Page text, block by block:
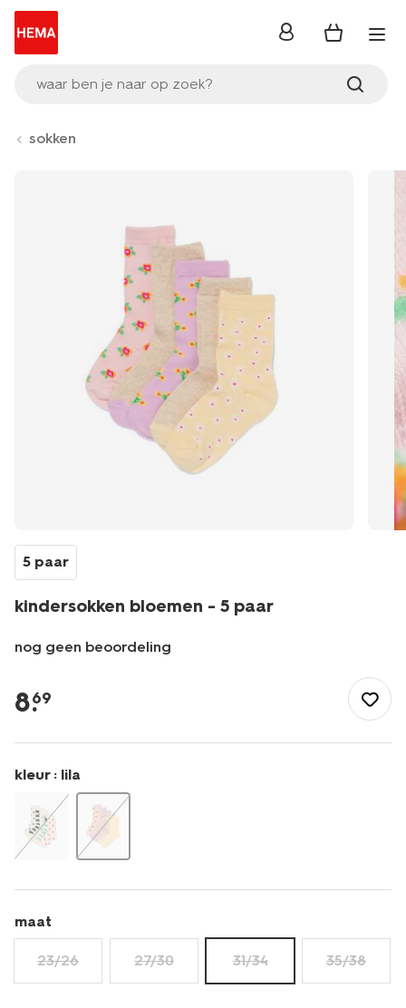
waar ben je naar op zoek?
inloggen
sokken
5 paar
kindersokken bloemen - 5 paar
nog geen beoordeling
bloemen-
-
paar-
4320743.html
8.
69
kleur : lila
maat
23/26 27/30 31/34 35/38